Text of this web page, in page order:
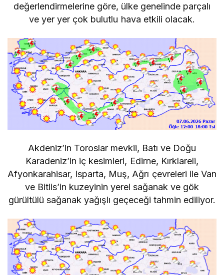
değerlendirmelerine göre, ülke genelinde parçalı
ve yer yer çok bulutlu hava etkili olacak.
Akdeniz’in Toroslar mevkii, Batı ve Doğu
Karadeniz’in iç kesimleri, Edirne, Kırklareli,
Afyonkarahisar, Isparta, Muş, Ağrı çevreleri ile Van
ve Bitlis’in kuzeyinin yerel sağanak ve gök
gürültülü sağanak yağışlı geçeceği tahmin ediliyor.